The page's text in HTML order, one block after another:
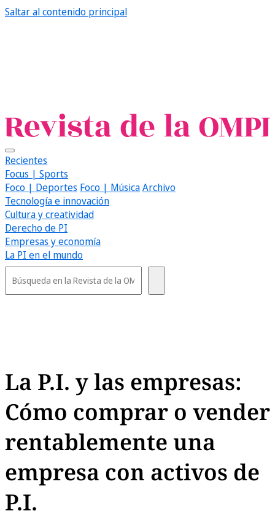
Saltar al contenido principal
Recientes
Focus | Sports
Foco | Deportes Foco | MúsicaArchivo
Tecnología e innovación
Cultura y creatividad
Derecho de PI
Empresas y economía
La PI en el mundo
La P.I. y las empresas:
Cómo comprar o vender
rentablemente una
empresa con activos de
P.I.